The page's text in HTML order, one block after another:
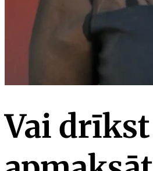
Vai drīkst